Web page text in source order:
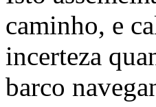
caminho, e
incerteza
barco